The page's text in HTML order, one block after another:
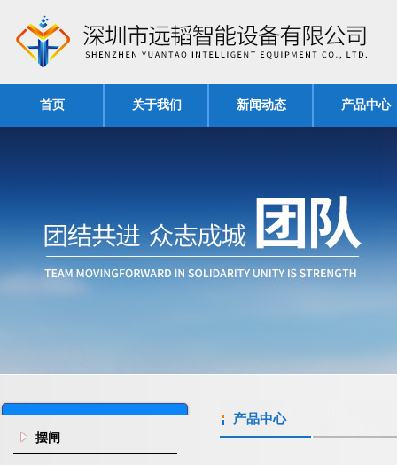
首页 关于我们 新闻动态 产品中心
摆闸
产品中心